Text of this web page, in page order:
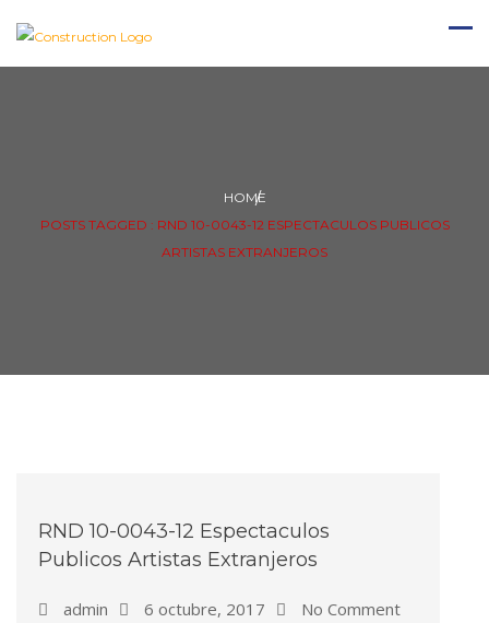
HOME
POSTS TAGGED : RND 10-0043-12 ESPECTACULOS PUBLICOS
ARTISTAS EXTRANJEROS
RND 10-0043-12 Espectaculos
Publicos Artistas Extranjeros
admin 6 octubre, 2017 No Comment